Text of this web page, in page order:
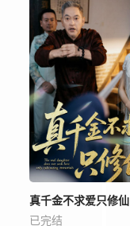
真千金不求爱只修仙
已完结